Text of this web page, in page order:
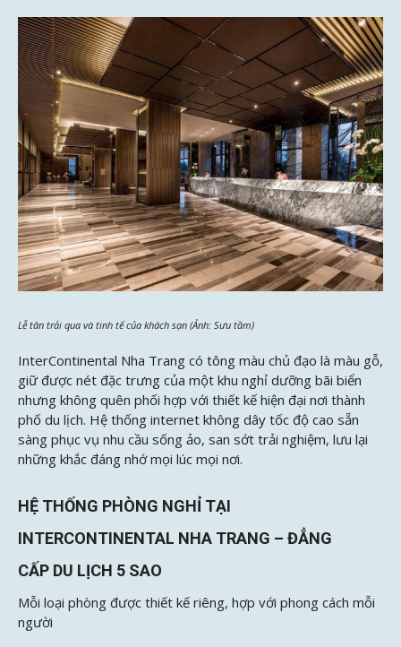
Lễ tân trải qua và tinh tế của khách sạn (Ảnh: Sưu tầm)
InterContinental Nha Trang có tông màu chủ đạo là màu gỗ,
giữ được nét đặc trưng của một khu nghỉ dưỡng bãi biển
nhưng không quên phối hợp với thiết kế hiện đại nơi thành
phố du lịch. Hệ thống internet không dây tốc độ cao sẵn
sàng phục vụ nhu cầu sống ảo, san sớt trải nghiệm, lưu lại
những khắc đáng nhớ mọi lúc mọi nơi.
HỆ THỐNG PHÒNG NGHỈ TẠI
INTERCONTINENTAL NHA TRANG – ĐẲNG
CẤP DU LỊCH 5 SAO
Mỗi loại phòng được thiết kế riêng, hợp với phong cách mỗi
người